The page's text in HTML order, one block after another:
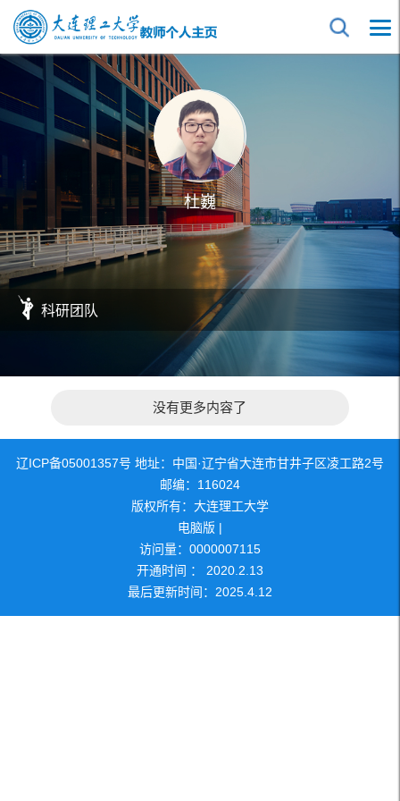
杜巍
科研团队
没有更多内容了
辽ICP备05001357号 地址：中国·辽宁省大连市甘井子区凌工路2号
邮编：116024
版权所有：大连理工大学
电脑版 |
访问量： 0000007115
开通时间 ： 2020 2 13
最后更新时间： 2025 4 12